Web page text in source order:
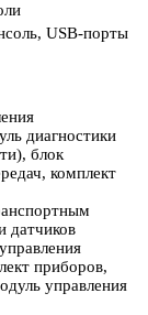
USB-порты
диагностики
блок
комплект
датчиков
приборов,
управления